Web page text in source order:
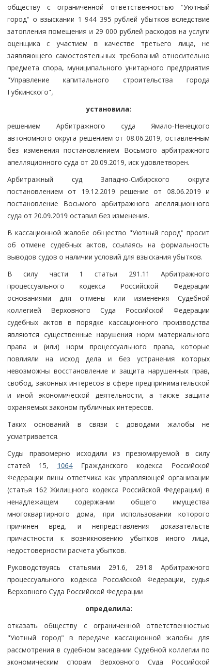
обществу с ограниченной ответственностью "Уютный
город" о взыскании 1 944 395 рублей убытков вследствие
затопления помещения и 29 000 рублей расходов на услуги
оценщика с участием в качестве третьего лица, не
заявляющего самостоятельных требований относительно
предмета спора, муниципального унитарного предприятия
"Управление капитального строительства города
Губкинского",
установила:
решением Арбитражного суда Ямало-Ненецкого
автономного округа решением от 08.06.2019, оставленным
без изменения постановлением Восьмого арбитражного
апелляционного суда от 20.09.2019, иск удовлетворен.
Арбитражный суд Западно-Сибирского округа
постановлением от 19.12.2019 решение от 08.06.2019 и
постановление Восьмого арбитражного апелляционного
суда от 20.09.2019 оставил без изменения.
В кассационной жалобе общество "Уютный город" просит
об отмене судебных актов, ссылаясь на формальность
выводов судов о наличии условий для взыскания убытков.
В силу части 1 статьи 291.11 Арбитражного
процессуального кодекса Российской Федерации
основаниями для отмены или изменения Судебной
коллегией Верховного Суда Российской Федерации
судебных актов в порядке кассационного производства
являются существенные нарушения норм материального
права и (или) норм процессуального права, которые
повлияли на исход дела и без устранения которых
невозможны восстановление и защита нарушенных прав,
свобод, законных интересов в сфере предпринимательской
и иной экономической деятельности, а также защита
охраняемых законом публичных интересов.
Таких оснований в связи с доводами жалобы не
усматривается.
Суды правомерно исходили из презюмируемой в силу
статей 15, 1064Гражданского кодекса Российской
Федерации вины ответчика как управляющей организации
(статья 162 Жилищного кодекса Российской Федерации) в
ненадлежащем содержании общего имущества
многоквартирного дома, при использовании которого
причинен вред, и непредставления доказательств
причастности к возникновению убытков иного лица,
недостоверности расчета убытков.
Руководствуясь статьями 291.6, 291.8 Арбитражного
процессуального кодекса Российской Федерации, судья
Верховного Суда Российской Федерации
определила:
отказать обществу с ограниченной ответственностью
"Уютный город" в передаче кассационной жалобы для
рассмотрения в судебном заседании Судебной коллегии по
экономическим спорам Верховного Суда Российской